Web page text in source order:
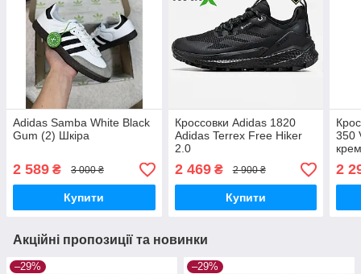
Adidas Samba White Black
Gum (2) Шкіра
2 589 ₴ 3 000 ₴
Купити
Кроссовки Adidas 1820
Adidas Terrex Free Hiker
2.0
2 469₴ 2 900 ₴
Купити
350
2
Акційні пропозиції та новинки
–29% –29%